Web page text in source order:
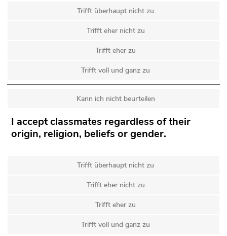
Trifft überhaupt nicht zu
Trifft eher nicht zu
Trifft eher zu
Trifft voll und ganz zu
Kann ich nicht beurteilen
I accept classmates regardless of their
origin, religion, beliefs or gender.
Trifft überhaupt nicht zu
Trifft eher nicht zu
Trifft eher zu
Trifft voll und ganz zu